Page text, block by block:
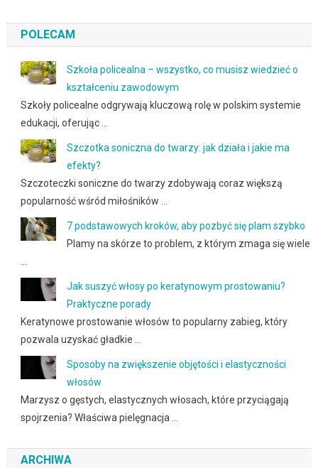
POLECAM
Szkoła policealna – wszystko, co musisz wiedzieć o
kształceniu zawodowym
Szkoły policealne odgrywają kluczową rolę w polskim systemie
edukacji, oferując …
Szczotka soniczna do twarzy: jak działa i jakie ma
efekty?
Szczoteczki soniczne do twarzy zdobywają coraz większą
popularność wśród miłośników …
7 podstawowych kroków, aby pozbyć się plam szybko
Plamy na skórze to problem, z którym zmaga się wiele
Jak suszyć włosy po keratynowym prostowaniu?
Praktyczne porady
Keratynowe prostowanie włosów to popularny zabieg, który
pozwala uzyskać gładkie …
Sposoby na zwiększenie objętości i elastyczności
włosów
Marzysz o gęstych, elastycznych włosach, które przyciągają
spojrzenia? Właściwa pielęgnacja …
ARCHIWA